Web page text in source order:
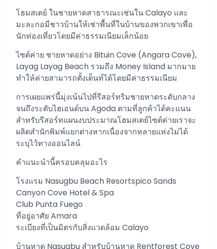
โฮมสเตย์ ในชายหาดสาธารณะเช่นใน Calayo และ
มะละกอมีชาวบ้านให้เช่าพื้นที่ในบ้านของพวกเขาเพื่อ
นักท่องเที่ยวโดยมีค่าธรรมเนียมเล็กน้อย
ไซต์ค่าย ชายหาดอย่าง Bituin Cove (Angara Cove),
Layag Layag Beach รวมถึง Money Island มากมาย
ทำให้ค่ายสามารถตั้งเต็นท์ได้โดยมีค่าธรรมเนียม
การเผยแพร่นี้มุ่งเน้นไปที่รีสอร์ทริมชายหาดระดับกลาง
จนถึงระดับไฮเอนด์บน Agoda ตามที่ลูกค้าได้คะแนน
สำหรับรีสอร์ทแผนงบประมาณโฮมสเตย์ไซต์ค่ายเราจะ
ผลิตสำนักพิมพ์แยกต่างหากเนื่องจากหลายแห่งไม่ได้
ระบุไว้ทางออนไลน์
คำแนะนำนี้ครอบคลุมอะไร
โรงแรม Nasugbu Beach Resortspico Sands
Canyon Cove Hotel & Spa
Club Punta Fuego
ที่อยู่อาศัย Amara
ระเบียงที่เป็นมิตรกับสิ่งแวดล้อม Calayo
บ้านหาด Nasugbu สำหรับบ้านหาด Rentforest Cove